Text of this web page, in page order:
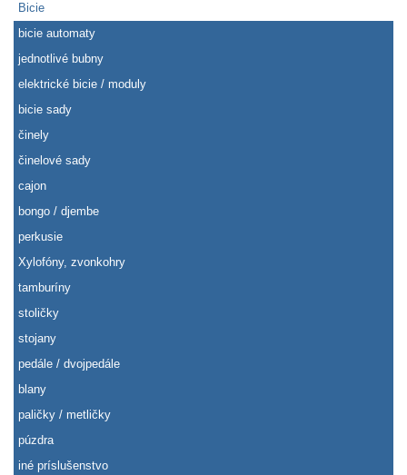
Bicie
bicie automaty
jednotlivé bubny
elektrické bicie / moduly
bicie sady
činely
činelové sady
cajon
bongo / djembe
perkusie
Xylofóny, zvonkohry
tamburíny
stoličky
stojany
pedále / dvojpedále
blany
paličky / metličky
púzdra
iné príslušenstvo